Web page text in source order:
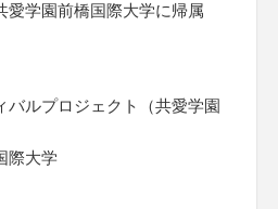
愛学園前橋国際大学に帰属
バルプロジェクト（共愛学園
際大学